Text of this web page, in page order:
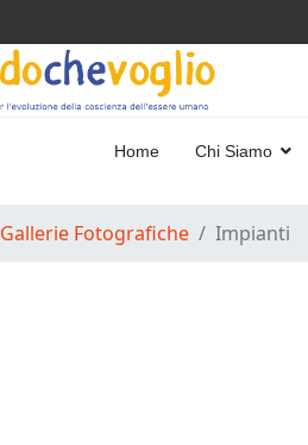
Home Chi Siamo
Gallerie Fotografiche Impianti